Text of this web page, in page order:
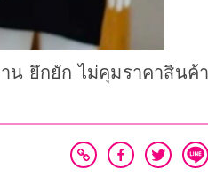
น ยึกยัก ไม่คุมราคาสินค้